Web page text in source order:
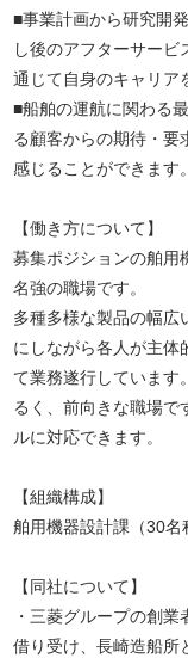
■事業計画から研究開
し後のアフターサー
通じて自身のキャリア
■船舶の運航に関わる
る顧客からの期待・要
感じることができます。
【働き方について】
募集ポジションの舶用
名強の職場です。
多種多様な製品の幅広
にしながら各人が主体
て業務遂行しています
るく、前向きな職場で
ルに対応できます。
【組織構成】
舶用機器設計課（30名
【同社について】
・三菱グループの創
借り受け、長崎造船所